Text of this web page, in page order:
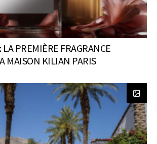
LA PREMIÈRE FRAGRANCE
MAISON KILIAN PARIS